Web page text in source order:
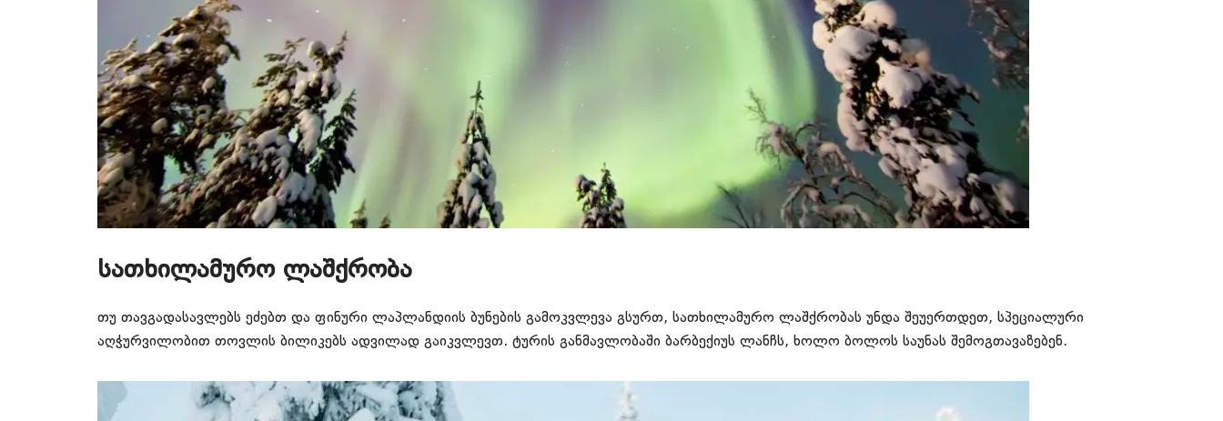
სათხილამურო ლაშქრობა
თუ თავგადასავლებს ეძებთ და ფინური ლაპლანდიის ბუნების გამოკვლევა გსურთ, სათხილამურო ლაშქრობას უნდა შეუერთდეთ, სპეციალური
აღჭურვილობით თოვლის ბილიკებს ადვილად გაიკვლევთ. ტურის განმავლობაში ბარბექიუს ლანჩს, ხოლო ბოლოს საუნას შემოგთავაზებენ.